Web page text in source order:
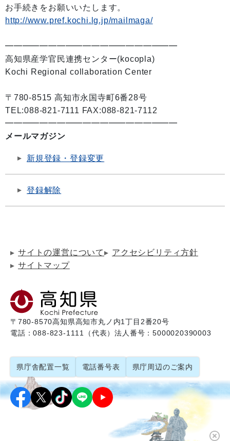
お手続きをお願いいたします。
http://www.pref.kochi.lg.jp/mailmaga/
━━━━━━━━━━━━━━━━━━━━
高知県産学官民連携センター(kocopla)
Kochi Regional collaboration Center
〒780-8515 高知市永国寺町6番28号
TEL:088-821-7111 FAX:088-821-7112
━━━━━━━━━━━━━━━━━━━━
メールマガジン
新規登録・登録変更
登録解除
サイトの運営について
アクセシビリティ方針
サイトマップ
〒780-8570高知県高知市丸ノ内1丁目2番20号
電話：088-823-1111（代表）法人番号：5000020390003
県庁舎配置一覧 電話番号表 県庁周辺のご案内